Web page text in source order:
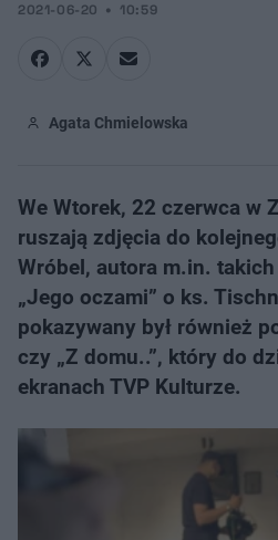
2021-06-20 10:59
Agata Chmielowska
We Wtorek, 22 czerwca w
ruszają zdjęcia do
Wróbel, autora m.in.
„Jego oczami” o ks.
pokazywany był również
czy „Z domu..”, który do
ekranach TVP Kulturze.